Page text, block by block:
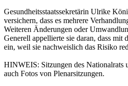
Gesundheitsstaatssekretärin Ulrike
versichern, dass es mehrere
Weiteren Änderungen oder
Generell appellierte sie daran, dass
ein, weil sie nachweislich das Risiko
HINWEIS: Sitzungen des Nationalrats
auch Fotos von Plenarsitzungen.